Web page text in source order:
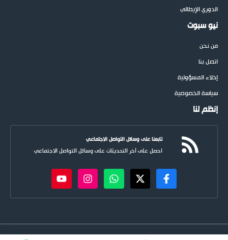
الدوري الإيطالي
نيو سبوت
من نحن
اتصل بنا
إخلاء المسؤولية
سياسة الخصوصية
إنظم لنا
تابعنا على وسائل التواصل الاجتماعي
احصل على آخر التحديثات على وسائل التواصل الاجتماعي